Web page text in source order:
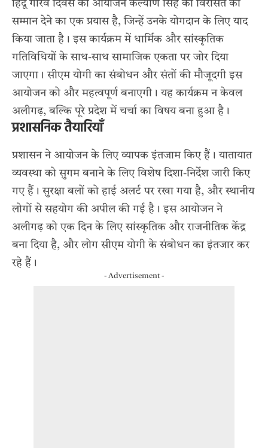
हिंदू गौरव दिवस का आयोजन कल्याण सिंह की विरासत को
सम्मान देने का एक प्रयास है, जिन्हें उनके योगदान के लिए याद
किया जाता है। इस कार्यक्रम में धार्मिक और सांस्कृतिक
गतिविधियों के साथ-साथ सामाजिक एकता पर जोर दिया
जाएगा। सीएम योगी का संबोधन और संतों की मौजूदगी इस
आयोजन को और महत्वपूर्ण बनाएगी। यह कार्यक्रम न केवल
अलीगढ़, बल्कि पूरे प्रदेश में चर्चा का विषय बना हुआ है।
प्रशासनिक तैयारियाँ
प्रशासन ने आयोजन के लिए व्यापक इंतजाम किए हैं। यातायात
व्यवस्था को सुगम बनाने के लिए विशेष दिशा-निर्देश जारी किए
गए हैं। सुरक्षा बलों को हाई अलर्ट पर रखा गया है, और स्थानीय
लोगों से सहयोग की अपील की गई है। इस आयोजन ने
अलीगढ़ को एक दिन के लिए सांस्कृतिक और राजनीतिक केंद्र
बना दिया है, और लोग सीएम योगी के संबोधन का इंतजार कर
रहे हैं।
- Advertisement -